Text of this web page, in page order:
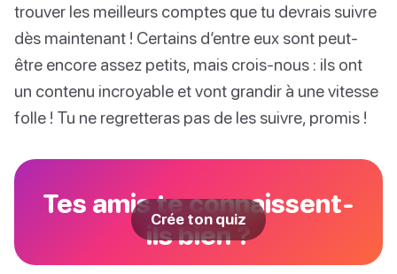
trouver les meilleurs comptes que tu devrais suivre
dès maintenant ! Certains d’entre eux sont peut-
être encore assez petits, mais crois-nous : ils ont
un contenu incroyable et vont grandir à une vitesse
folle ! Tu ne regretteras pas de les suivre, promis !
Tes amis te connaissent-
ils bien ?
Crée ton quiz